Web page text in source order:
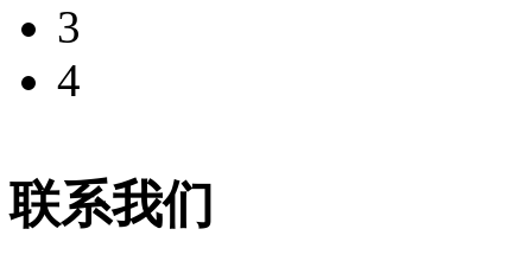
3
4
联系我们